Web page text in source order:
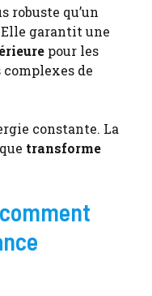
robuste qu’un
garantit une
pour les
de
constante. La
transforme